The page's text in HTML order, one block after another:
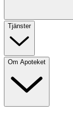
Tjänster
Om Apoteket